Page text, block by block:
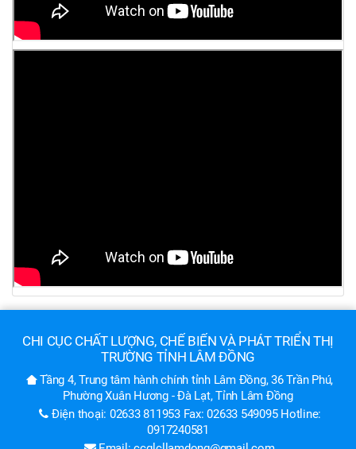
CHI CỤC CHẤT LƯỢNG, CHẾ BIẾN VÀ PHÁT TRIỂN THỊ
TRƯỜNG TỈNH LÂM ĐỒNG
Tầng 4, Trung tâm hành chính tỉnh Lâm Đồng, 36 Trần Phú,
Phường Xuân Hương - Đà Lạt, Tỉnh Lâm Đồng
Điện thoại: 02633 811953 Fax: 02633 549095 Hotline:
0917240581